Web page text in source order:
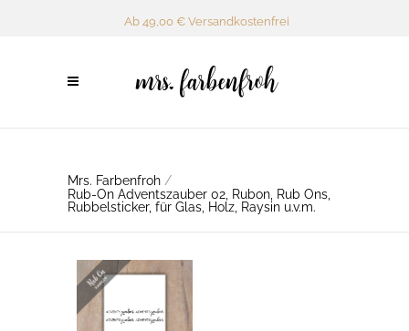
Ab 49,00 € Versandkostenfrei
Mrs. Farbenfroh /
Rub-On Adventszauber 02, Rubon, Rub Ons,
Rubbelsticker, für Glas, Holz, Raysin u.v.m.